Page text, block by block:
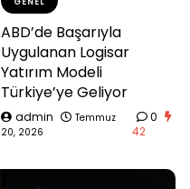
ABD’de Başarıyla
Uygulanan Logisar
Yatırım Modeli
Türkiye’ye Geliyor
admin
Temmuz
20, 2026
0
42